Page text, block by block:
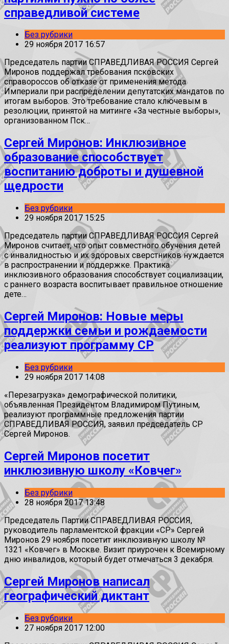
справедливой системе
Без рубрики
29 ноября 2017 16:57
Председатель партии СПРАВЕДЛИВАЯ РОССИЯ Сергей
Миронов поддержал требования псковских
справороссов об отказе от применения метода
Империали при распределении депутатских мандатов по
итогам выборов. Это требование стало ключевым в
резолюции, принятой на митинге «За честные выборы»,
организованном Пск…
Сергей Миронов: Инклюзивное
образование способствует
воспитанию доброты и душевной
щедрости
Без рубрики
29 ноября 2017 15:25
Председатель партии СПРАВЕДЛИВАЯ РОССИЯ Сергей
Миронов считает, что опыт совместного обучения детей
с инвалидностью и их здоровых сверстников нуждается
в распространении и поддержке. Практика
инклюзивного образования способствует социализации,
с раннего возраста воспитывает правильное отношение
дете…
Сергей Миронов: Новые меры
поддержки семьи и рождаемости
реализуют программу СР
Без рубрики
29 ноября 2017 14:08
«Перезагрузка» демографической политики,
объявленная Президентом Владимиром Путиным,
реализуют программные предложения партии
СПРАВЕДЛИВАЯ РОССИЯ, заявил председатель СР
Сергей Миронов.
Сергей Миронов посетит
инклюзивную школу «Ковчег»
Без рубрики
28 ноября 2017 13:48
Председатель Партии СПРАВЕДЛИВАЯ РОССИЯ,
руководитель парламентской фракции «СР» Сергей
Миронов 29 ноября посетит инклюзивную школу №
1321 «Ковчег» в Москве. Визит приурочен к Всемирному
дню инвалидов, который будет отмечаться 3 декабря.
Сергей Миронов написал
географический диктант
Без рубрики
27 ноября 2017 12:00